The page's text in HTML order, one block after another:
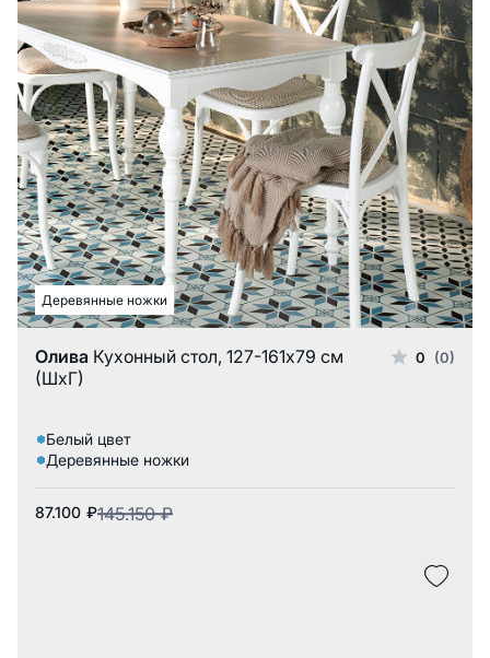
Деревянные ножки
Олива Кухонный стол, 127-161x79 см
(ШxГ)
0 (0)
Белый цвет
Деревянные ножки
145.150 ₽
87.100 ₽